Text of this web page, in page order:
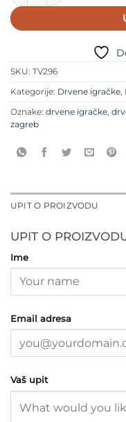
SKU: TV296
Kategorije: Drvene igračke,
Oznake: drvene igračke,
zagreb
UPIT O PROIZVODU
UPIT O
Ime
Email adresa
Vaš upit